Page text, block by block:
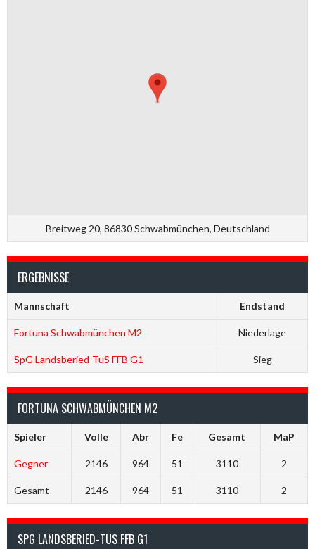
Breitweg 20, 86830 Schwabmünchen, Deutschland
ERGEBNISSE
Mannschaft Endstand
Fortuna Schwabmünchen M2 Niederlage
SpG Landsberied-TuS FFB G1 Sieg
FORTUNA SCHWABMÜNCHEN M2
Spieler Volle Abr Fe Gesamt MaP
Gegner 2146 964 51 3110 2
Gesamt 2146 964 51 3110 2
SPG LANDSBERIED-TUS FFB G1